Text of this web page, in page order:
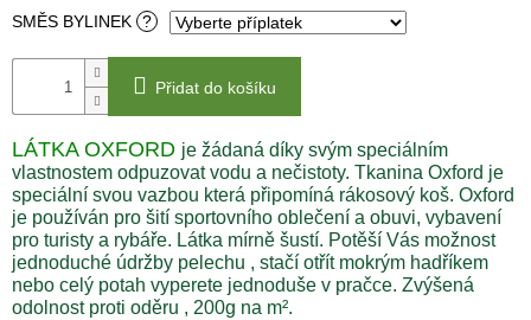
PSÍ
KLIKAŘI
CHYTRÁ
PSÍ
ZNÁMKA
MŮJDOG
PELECHY
SMĚS BYLINEK ?
Přidat do košíku
LÁTKA OXFORD je žádaná díky svým speciálním
vlastnostem odpuzovat vodu a nečistoty. Tkanina Oxford je
speciální svou vazbou která připomíná rákosový koš. Oxford
je používán pro šití sportovního oblečení a obuvi, vybavení
pro turisty a rybáře. Látka mírně šustí. Potěší Vás možnost
jednoduché údržby pelechu , stačí otřít mokrým hadříkem
nebo celý potah vyperete jednoduše v pračce. Zvýšená
odolnost proti oděru , 200g na m².